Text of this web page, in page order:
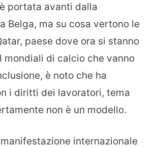
è portata avanti dalla
Belga, ma su cosa vertono le
paese dove ora si stanno
mondiali di calcio che vanno
è noto che ha
i diritti dei lavoratori, tema
non è un modello.
internazionale